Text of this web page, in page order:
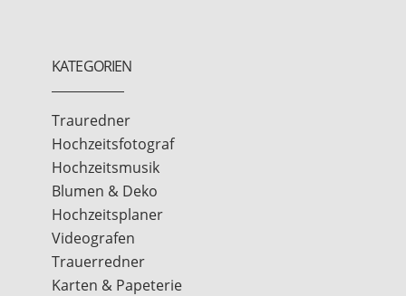
KATEGORIEN
Trauredner
Hochzeitsfotograf
Hochzeitsmusik
Blumen & Deko
Hochzeitsplaner
Videografen
Trauerredner
Karten & Papeterie